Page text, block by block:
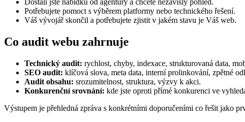
Potřebujete pomoct s výběrem platformy nebo technického řešení.
Váš vývojář skončil a potřebujete zjistit v jakém stavu je Váš web.
Co audit webu zahrnuje
Technický audit: rychlost, chyby, indexace, strukturovaná data,
SEO audit: klíčová slova, meta data, interní prolinkování, zpětné
Audit obsahu: srozumitelnost, struktura, výzvy k akci.
Konkurenční srovnání: kde jste oproti přímé konkurenci ve
Výstupem je přehledná zpráva s konkrétními doporučeními co řešit jako